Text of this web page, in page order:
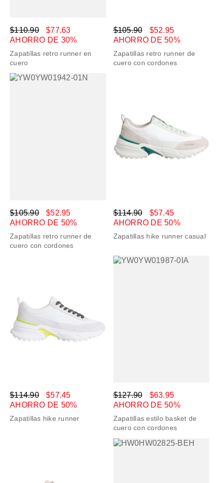
$110.90
$77.63
AHORRO DE 30%
Zapatillas retro runner en
cuero
$105.90
$52.95
AHORRO DE 50%
Zapatillas retro runner de
cuero con cordones
$105.90
$52.95
AHORRO DE 50%
Zapatillas retro runner de
cuero con cordones
$114.90
$57.45
AHORRO DE 50%
Zapatillas hike runner casual
$114.90
$57.45
AHORRO DE 50%
Zapatillas hike runner
$127.90
$63.95
AHORRO DE 50%
Zapatillas estilo basket de
cuero con cordones